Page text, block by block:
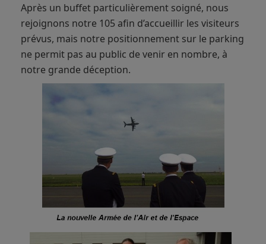
Après un buffet particulièrement soigné, nous
rejoignons notre 105 afin d’accueillir les visiteurs
prévus, mais notre positionnement sur le parking
ne permit pas au public de venir en nombre, à
notre grande déception.